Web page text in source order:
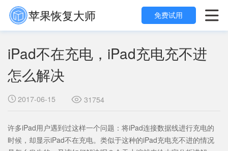
苹果恢复大师 
免费试用
iPad不在充电，iPad充电充不进
怎么解决
 2017-06-15  31754
许多iPad用户遇到过这样一个问题：将iPad连接数据线进行充电的
时候，却显示iPad不在充电。类似于这种的iPad充电充不进的情况